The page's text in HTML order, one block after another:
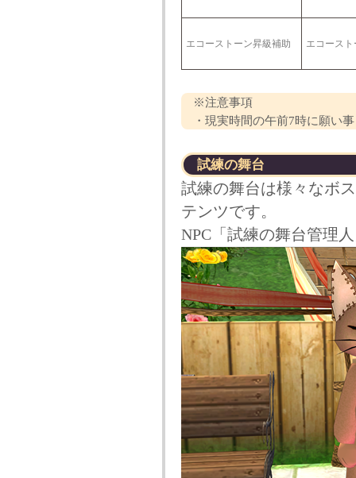
エコーストーン昇級補助 エコース
※注意事項
・現実時間の午前7時に願い
試練の舞台
試練の舞台は様々なボ
テンツです。
NPC「試練の舞台管理